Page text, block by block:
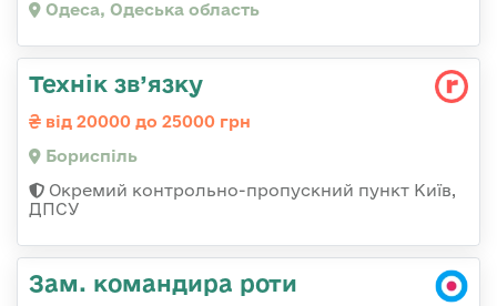
Одеса, Одеська область
Технік зв’язку
від 20000 до 25000 грн
Бориспіль
Окремий контрольно-пропускний пункт Київ,
ДПСУ
Зам. командира роти